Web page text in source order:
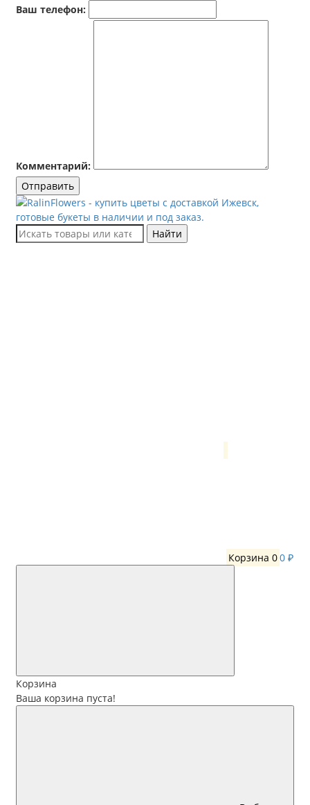
Ваш телефон:
Комментарий:
Отправить
Найти
Корзина 00 ₽
Корзина
Ваша корзина пуста!